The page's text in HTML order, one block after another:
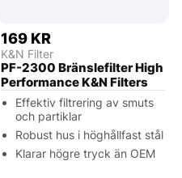
169 KR
K&N Filter
PF-2300 Bränslefilter High
Performance K&N Filters
Effektiv filtrering av smuts
och partiklar
Robust hus i höghållfast stål
Klarar högre tryck än OEM